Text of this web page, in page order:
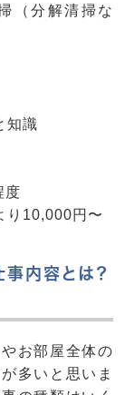
（分解清掃な
知識
度
り10,000円〜
内容とは？
お部屋全体の
多いと思いま